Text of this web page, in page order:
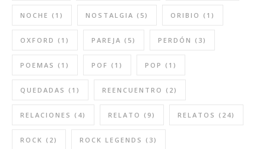
NOCHE (1) NOSTALGIA (5) ORIBIO (1)
OXFORD (1) PAREJA (5) PERDÓN (3)
POEMAS (1) POF (1) POP (1)
QUEDADAS (1) REENCUENTRO (2)
RELACIONES (4) RELATO (9) RELATOS (24)
ROCK (2) ROCK LEGENDS (3)